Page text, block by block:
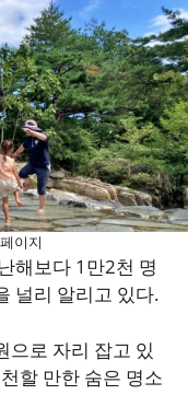
이지
해보다 1만2천 명
널리 알리고 있다.
으로 자리 잡고 있
할 만한 숨은 명소